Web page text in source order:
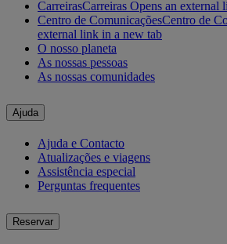
CarreirasCarreiras Opens an external
Centro de ComunicaçõesCentro de
external link in a new tab
O nosso planeta
As nossas pessoas
As nossas comunidades
Ajuda
Ajuda e Contacto
Atualizações e viagens
Assistência especial
Perguntas frequentes
Reservar